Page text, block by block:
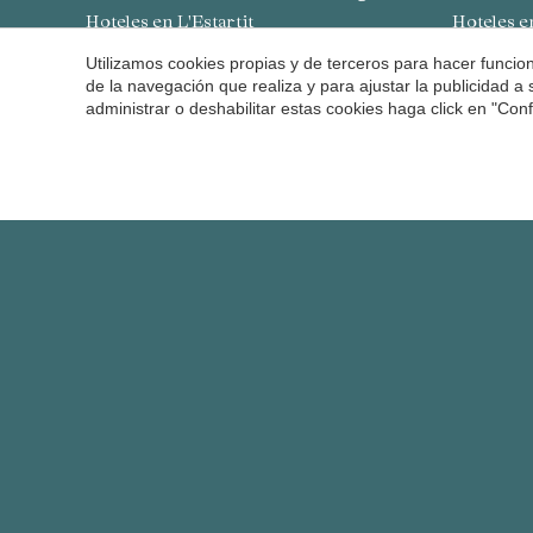
Hoteles en L'Estartit
Hoteles en Alt Empordà
Hoteles en Cadaqués
Hoteles
Hoteles
Hoteles
Utilizamos cookies propias y de terceros para hacer
de la navegación que realiza y para ajustar la publicidad
administrar o deshabilitar estas cookies haga click en